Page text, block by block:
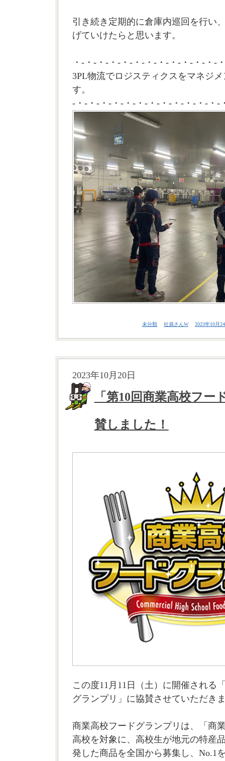
引き続き定期的に倉庫内巡回を行い
げていけたらと思います。
・-・-・-・-・-・-・-・-・-・-・-・-
3PL物流でロジスティクスをマネジ
す。
-・-・-・-・-・-・-・-・-・-・-・-・-
未分類 社員さんW 2023年10月
2023年10月20日
「第10回商業高校フ
賛しました！
この度11月11日（土）に開催される
グランプリ」に協賛させていただき
商業高校フードグランプリは、「商
高校を対象に、高校生が地元の特産
発した商品を全国から募集し、No.1